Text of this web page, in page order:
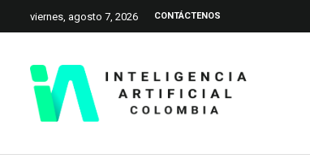
viernes, agosto 7, 2026 CONTÁCTENOS